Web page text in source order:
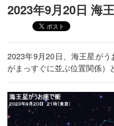
2023年9月20日 海
2023年9月20日、海王星がう
がまっすぐに並ぶ位置関係）